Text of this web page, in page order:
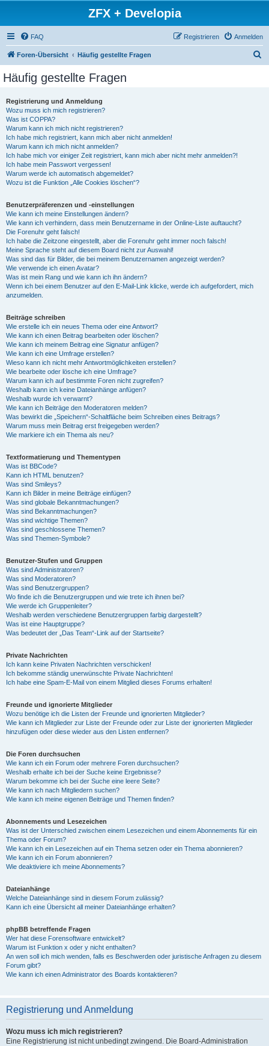
ZFX + Developia
FAQ Anmelden
Registrieren
Foren-Übersicht Häufig gestellte Fragen
Häufig gestellte Fragen
Registrierung und Anmeldung
Wozu muss ich mich registrieren?
Was ist COPPA?
Warum kann ich mich nicht registrieren?
Ich habe mich registriert, kann mich aber nicht anmelden!
Warum kann ich mich nicht anmelden?
Ich habe mich vor einiger Zeit registriert, kann mich aber nicht mehr anmelden?!
Ich habe mein Passwort vergessen!
Warum werde ich automatisch abgemeldet?
Wozu ist die Funktion „Alle Cookies löschen“?
Benutzerpräferenzen und -einstellungen
Wie kann ich meine Einstellungen ändern?
Wie kann ich verhindern, dass mein Benutzername in der Online-Liste auftaucht?
Die Forenuhr geht falsch!
Ich habe die Zeitzone eingestellt, aber die Forenuhr geht immer noch falsch!
Meine Sprache steht auf diesem Board nicht zur Auswahl!
Was sind das für Bilder, die bei meinem Benutzernamen angezeigt werden?
Wie verwende ich einen Avatar?
Was ist mein Rang und wie kann ich ihn ändern?
Wenn ich bei einem Benutzer auf den E-Mail-Link klicke, werde ich aufgefordert, mich
anzumelden.
Beiträge schreiben
Wie erstelle ich ein neues Thema oder eine Antwort?
Wie kann ich einen Beitrag bearbeiten oder löschen?
Wie kann ich meinem Beitrag eine Signatur anfügen?
Wie kann ich eine Umfrage erstellen?
Wieso kann ich nicht mehr Antwortmöglichkeiten erstellen?
Wie bearbeite oder lösche ich eine Umfrage?
Warum kann ich auf bestimmte Foren nicht zugreifen?
Weshalb kann ich keine Dateianhänge anfügen?
Weshalb wurde ich verwarnt?
Wie kann ich Beiträge den Moderatoren melden?
Was bewirkt die „Speichern“-Schaltfläche beim Schreiben eines Beitrags?
Warum muss mein Beitrag erst freigegeben werden?
Wie markiere ich ein Thema als neu?
Textformatierung und Thementypen
Was ist BBCode?
Kann ich HTML benutzen?
Was sind Smileys?
Kann ich Bilder in meine Beiträge einfügen?
Was sind globale Bekanntmachungen?
Was sind Bekanntmachungen?
Was sind wichtige Themen?
Was sind geschlossene Themen?
Was sind Themen-Symbole?
Benutzer-Stufen und Gruppen
Was sind Administratoren?
Was sind Moderatoren?
Was sind Benutzergruppen?
Wo finde ich die Benutzergruppen und wie trete ich ihnen bei?
Wie werde ich Gruppenleiter?
Weshalb werden verschiedene Benutzergruppen farbig dargestellt?
Was ist eine Hauptgruppe?
Was bedeutet der „Das Team“-Link auf der Startseite?
Private Nachrichten
Ich kann keine Privaten Nachrichten verschicken!
Ich bekomme ständig unerwünschte Private Nachrichten!
Ich habe eine Spam-E-Mail von einem Mitglied dieses Forums erhalten!
Freunde und ignorierte Mitglieder
Wozu benötige ich die Listen der Freunde und ignorierten Mitglieder?
Wie kann ich Mitglieder zur Liste der Freunde oder zur Liste der ignorierten Mitglieder
hinzufügen oder diese wieder aus den Listen entfernen?
Die Foren durchsuchen
Wie kann ich ein Forum oder mehrere Foren durchsuchen?
Weshalb erhalte ich bei der Suche keine Ergebnisse?
Warum bekomme ich bei der Suche eine leere Seite?
Wie kann ich nach Mitgliedern suchen?
Wie kann ich meine eigenen Beiträge und Themen finden?
Abonnements und Lesezeichen
Was ist der Unterschied zwischen einem Lesezeichen und einem Abonnements für ein
Thema oder Forum?
Wie kann ich ein Lesezeichen auf ein Thema setzen oder ein Thema abonnieren?
Wie kann ich ein Forum abonnieren?
Wie deaktiviere ich meine Abonnements?
Dateianhänge
Welche Dateianhänge sind in diesem Forum zulässig?
Kann ich eine Übersicht all meiner Dateianhänge erhalten?
phpBB betreffende Fragen
Wer hat diese Forensoftware entwickelt?
Warum ist Funktion x oder y nicht enthalten?
An wen soll ich mich wenden, falls es Beschwerden oder juristische Anfragen zu diesem
Forum gibt?
Wie kann ich einen Administrator des Boards kontaktieren?
Registrierung und Anmeldung
Wozu muss ich mich registrieren?
Eine Registrierung ist nicht unbedingt zwingend. Die Board-Administration